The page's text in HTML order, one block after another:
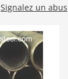
Signalez un abus